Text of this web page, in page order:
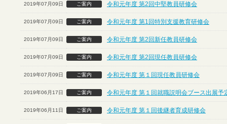
2019年07月09日 ご案内 令和元年度 第2回中堅教員研修会
2019年07月09日 ご案内 令和元年度 第1回特別支援教育研修会
2019年07月09日 ご案内 令和元年度 第2回新任教員研修会
2019年07月09日 ご案内 令和元年度 第2回現任教員研修会
2019年07月09日 ご案内 令和元年度 第１回現任教員研修会
2019年06月17日 ご案内 令和元年度 第１回就職説明会ブース出展予
2019年06月11日 ご案内 令和元年度 第１回後継者育成研修会